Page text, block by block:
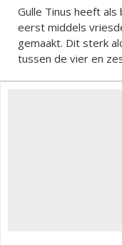
Gulle Tinus heeft
eerst middels
gemaakt. Dit sterk
tussen de vier en
natuurlijke smaken
druiven, rood fruit,